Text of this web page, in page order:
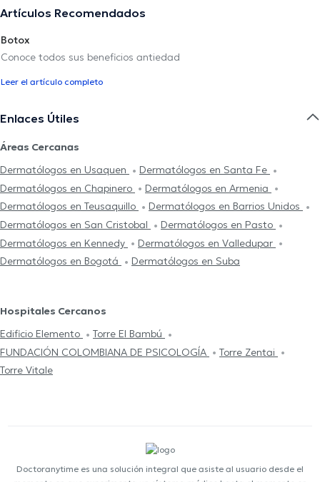
Artículos Recomendados
Botox
Conoce todos sus beneficios antiedad
Leer el artículo completo
Enlaces Útiles
Áreas Cercanas
Dermatólogos en Usaquen
Dermatólogos en Santa Fe
Dermatólogos en Chapinero
Dermatólogos en Armenia
Dermatólogos en Teusaquillo
Dermatólogos en Barrios Unidos
Dermatólogos en San Cristobal
Dermatólogos en Pasto
Dermatólogos en Kennedy
Dermatólogos en Valledupar
Dermatólogos en Bogotá
Dermatólogos en Suba
Hospitales Cercanos
Edificio Elemento
Torre El Bambú
FUNDACIÓN COLOMBIANA DE PSICOLOGÍA
Torre Zentai
Torre Vitale
Doctoranytime es una solución integral que asiste al usuario desde el